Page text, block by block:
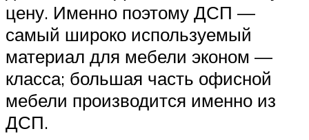
цену. Именно поэтому ДСП —
самый широко используемый
материал для мебели эконом —
класса; большая часть офисной
мебели производится именно из
ДСП.